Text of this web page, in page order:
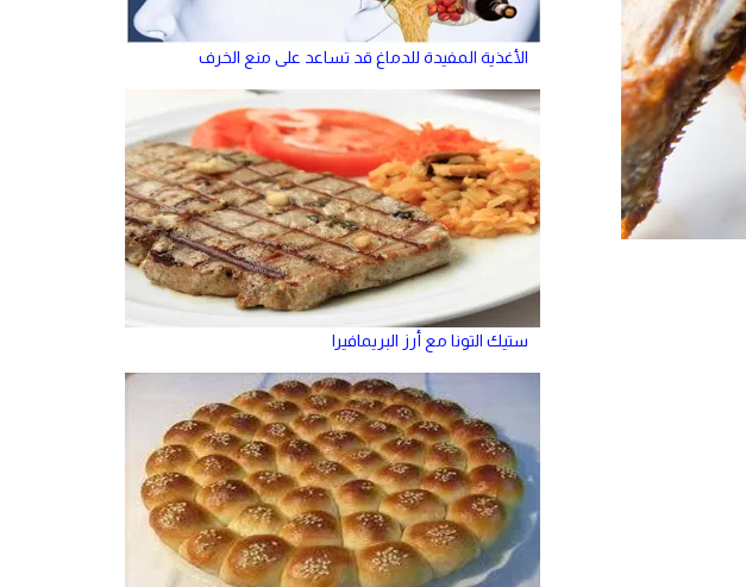
الأغذية المفيدة للدماغ قد تساعد على منع الخرف
ستيك التونا مع أرز البريمافيرا